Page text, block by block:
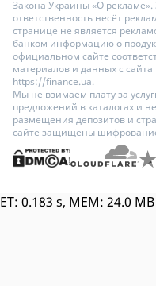
Закона Украины «О
ответственность несёт
странице не является
банком информацию о
официальном сайте
материалов и данных с
https://finance.ua.
Мы не взимаем плату за
предложений в каталогах и
размещения депозитов и
сайте защищены
ET: 0.183 s, MEM: 24.0 MB